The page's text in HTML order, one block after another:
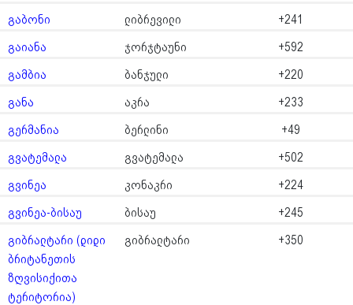
გაბონი
ლიბრევილი
+241
გაიანა
ჯორჯტაუნი
+592
გამბია
ბანჯული
+220
განა
აკრა
+233
გერმანია
ბერლინი
+49
გვატემალა
გვატემალა
+502
გვინეა
კონაკრი
+224
გვინეა-ბისაუ
ბისაუ
+245
გიბრალტარი (დიდი
ბრიტანეთის
ზღვისიქითა
ტერიტორია)
გიბრალტარი +350